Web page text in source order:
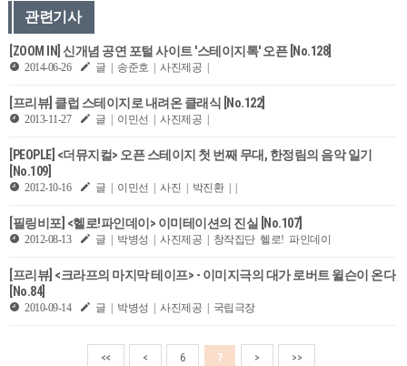
관련기사
[ZOOM IN] 신개념 공연 포털 사이트 '스테이지톡' 오픈 [No.128]
2014-06-26 글 | 송준호 | 사진제공 |
[프리뷰] 클럽 스테이지로 내려온 클래식 [No.122]
2013-11-27 글 | 이민선 | 사진제공 |
[PEOPLE] <더뮤지컬> 오픈 스테이지 첫 번째 무대, 한정림의 음악 일기
[No.109]
2012-10-16 글 | 이민선 | 사진 | 박진환 | |
[필링비포] <헬로!파인데이> 이미테이션의 진실 [No.107]
2012-08-13 글 | 박병성 | 사진제공 | 창작집단 헬로! 파인데이
[프리뷰] <크라프의 마지막 테이프> - 이미지극의 대가 로버트 윌슨이 온다
[No.84]
2010-09-14 글 | 박병성 | 사진제공 | 국립극장
<< < 6 7 > >>